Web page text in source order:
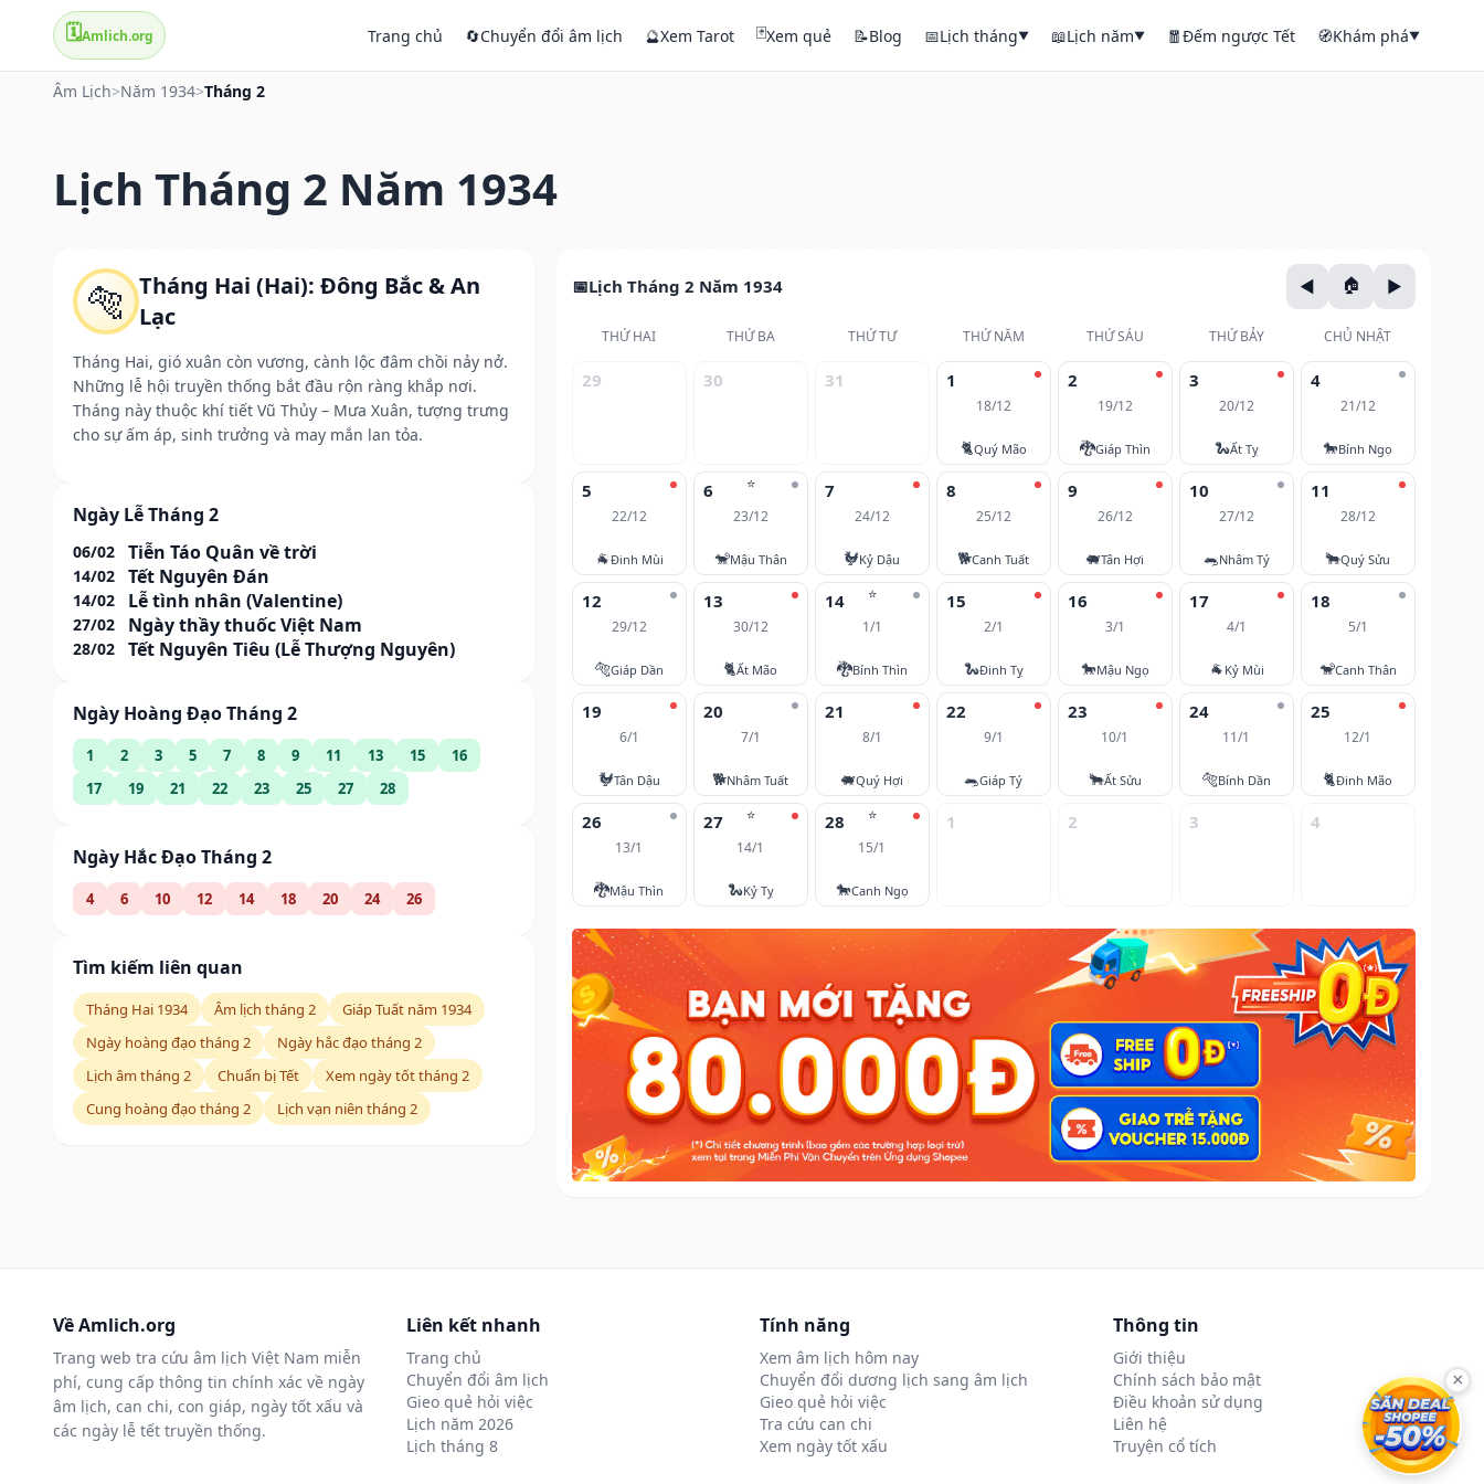
🗓️Amlich.org Trang chủ 🔄Chuyển đổi âm lịch 🔮Xem Tarot 🃏Xem quẻ 📝Blog 📅Lịch tháng▼ 📖Lịch năm▼ 🧧Đếm ngược Tết 🧭Khám phá▼
Âm Lịch>Năm 1934>Tháng 2
Lịch Tháng 2 Năm 1934
🐅 Tháng Hai (Hai): Đông Bắc & An
Lạc
Tháng Hai, gió xuân còn vương, cành lộc đâm chồi nảy nở.
Những lễ hội truyền thống bắt đầu rộn ràng khắp nơi.
Tháng này thuộc khí tiết Vũ Thủy – Mưa Xuân, tượng trưng
cho sự ấm áp, sinh trưởng và may mắn lan tỏa.
Ngày Lễ Tháng 2
06/02 Tiễn Táo Quân về trời
14/02 Tết Nguyên Đán
14/02 Lễ tình nhân (Valentine)
27/02 Ngày thầy thuốc Việt Nam
28/02 Tết Nguyên Tiêu (Lễ Thượng Nguyên)
Ngày Hoàng Đạo Tháng 2
1 2 3 5 7 8 9 11 13 15
16
17
19 21 22 23 25 27 28
Ngày Hắc Đạo Tháng 2
4 6 10 12 14 18 20 24 26
Tìm kiếm liên quan
Tháng Hai 1934 Âm lịch tháng 2
Giáp Tuất năm 1934
Ngày hoàng đạo tháng 2
Ngày hắc đạo tháng 2
Lịch âm tháng 2
Chuẩn bị Tết
Xem ngày tốt tháng 2
Cung hoàng đạo tháng 2
Lịch vạn niên tháng 2
Lịch Tháng 2 Năm 1934
THỨ HAI THỨ BA THỨ TƯ THỨ NĂM THỨ SÁU THỨ BẢY CHỦ NHẬT
29 30 31 1
18/12
🐈Quý Mão
2
19/12
🐉Giáp Thìn
3
20/12
🐍Ất Tỵ
4
21/12
🐎Bính Ngọ
5
22/12
🐐Đinh Mùi
⭐
6
23/12
🐒Mậu Thân
7
24/12
🐓Kỷ Dậu
8
25/12
🐕Canh Tuất
9
26/12
🐖Tân Hợi
10
27/12
🐀Nhâm Tý
11
28/12
🐂Quý Sửu
12
29/12
🐅Giáp Dần
13
30/12
🐈Ất Mão
⭐
14
1/1
🐉Bính Thìn
15
2/1
🐍Đinh Tỵ
16
3/1
🐎Mậu Ngọ
17
4/1
🐐 Kỷ Mùi
18
5/1
🐒Canh Thân
19
6/1
🐓Tân Dậu
20
7/1
🐕Nhâm Tuất
21
8/1
🐖Quý Hợi
22
9/1
🐀Giáp Tý
23
10/1
🐂Ất Sửu
24
11/1
🐅Bính Dần
25
12/1
🐈Đinh Mão
26
13/1
🐉Mậu Thìn
⭐
27
14/1
🐍Kỷ Tỵ
⭐
28
15/1
🐎Canh Ngọ
1 2 3 4
Về Amlich.org
Trang web tra cứu âm lịch Việt Nam miễn
phí, cung cấp thông tin chính xác về ngày
âm lịch, can chi, con giáp, ngày tốt xấu và
các ngày lễ tết truyền thống.
Liên kết nhanh
Trang chủ
Chuyển đổi âm lịch
Gieo quẻ hỏi việc
Lịch năm 2026
Lịch tháng 8
Tính năng
Xem âm lịch hôm nay
Chuyển đổi dương lịch sang âm lịch
Gieo quẻ hỏi việc
Tra cứu can chi
Xem ngày tốt xấu
Thông tin
Giới thiệu
Chính sách bảo mật
Điều khoản sử dụng
Liên hệ
Truyện cổ tích
×